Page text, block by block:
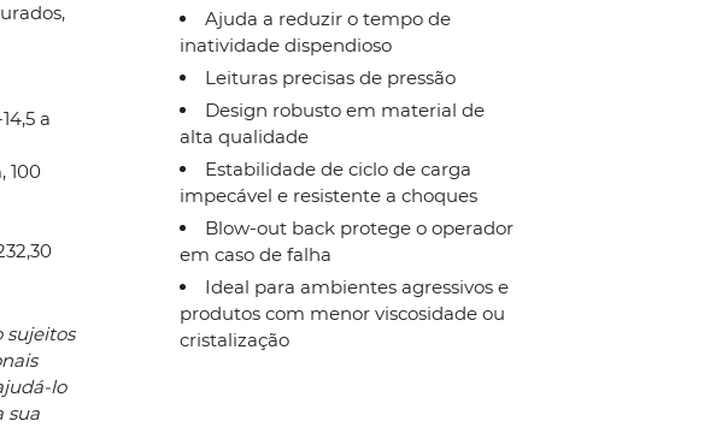
a
100
sujeitos
lo
sua
Ajuda a reduzir o tempo de
inatividade dispendioso
Leituras precisas de pressão
Design robusto em material de
alta qualidade
Estabilidade de ciclo de carga
impecável e resistente a choques
Blow-out back protege o operador
em caso de falha
Ideal para ambientes agressivos e
produtos com menor viscosidade ou
cristalização